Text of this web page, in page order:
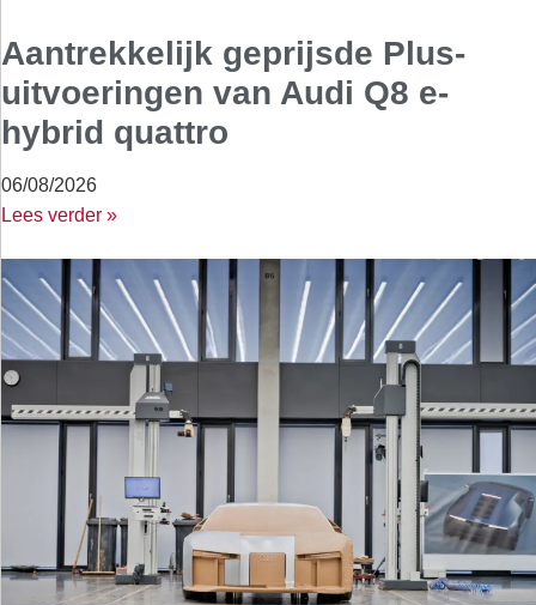
Aantrekkelijk geprijsde Plus-
uitvoeringen van Audi Q8 e-
hybrid quattro
06/08/2026
Lees verder »